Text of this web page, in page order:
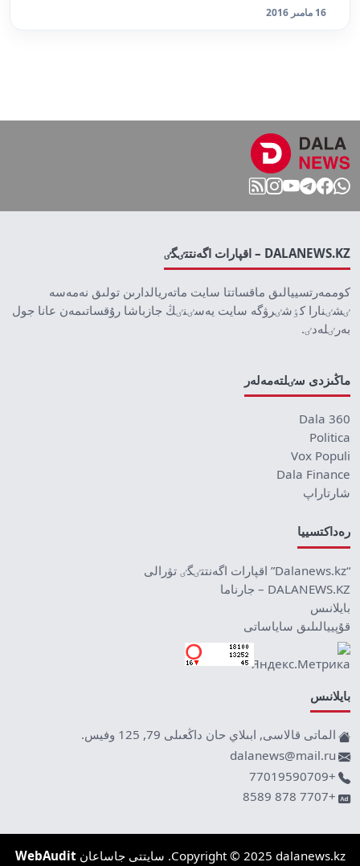
16 مامىر 2016
DALANEWS.KZ – اقپارات اگەنتتٸگٸ
كوممەرتسييالىق ماقساتتا سايت ماتەريالدارىن تولىق نەمەسە
ٸشٸنارا كٶشٸرۋگە سايت يەسٸنٸڭ جازباشا رۇقساتىمەن عانا جول
بەرٸلەدٸ.
ماڭىزدى سٸلتەمەلەر
Dala 360
Politica
Vox Populi
Dala Finance
شارتاراپ
رەداكتسييا
“Dalanews.kz” اقپارات اگەنتتٸگٸ تۋرالى
DALANEWS.KZ – جارناما
بايلانىس
قۇپييالىلىق ساياساتى
بايلانىس
الماتى قالاسى, ابىلاي حان داڭعىلى 79, 125 وفيس.
dalanews@mail.ru
+77019590709
+7707 878 8589
Copyright © 2025 dalanews.kz. سايتتى جاساعان WebAudit